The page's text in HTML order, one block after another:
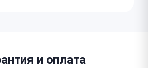
и оплата